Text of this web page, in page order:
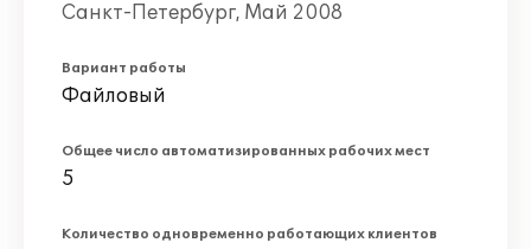
Санкт-Петербург, Май 2008
Вариант работы
Файловый
Общее число автоматизированных рабочих мест
5
Количество одновременно работающих клиентов